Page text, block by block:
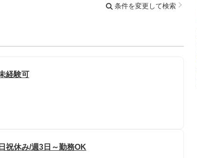
条件を変更して検索
経験可
祝休み/週3日～勤務OK